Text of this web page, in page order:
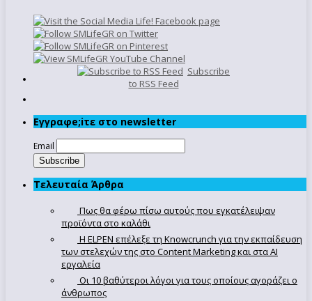
Subscribe
to RSS Feed
Εγγραφe;iτε στο newsletter
Email
Τελευταία Άρθρα
Πως θα φέρω πίσω αυτούς που εγκατέλειψαν
προϊόντα στο καλάθι
Η ELPEN επέλεξε τη Knowcrunch για την εκπαίδευση
των στελεχών της στο Content Marketing και στα AI
εργαλεία
Οι 10 βαθύτεροι λόγοι για τους οποίους αγοράζει ο
άνθρωπος